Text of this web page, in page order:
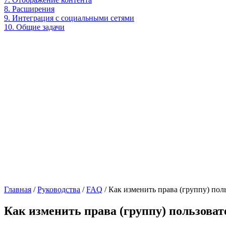
8. Расширения
9. Интеграция с социальными сетями
10. Общие задачи
Главная /Руководства /FAQ /Как изменить права (группу)
Как изменить права (группу)